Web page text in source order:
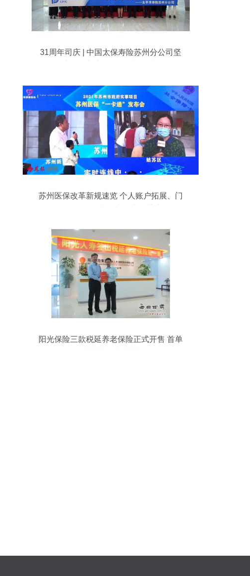
31周年司庆 | 中国太保寿险苏州分公司坚
苏州医保改革新规速览 个人账户拓展、门
阳光保险三款税延养老保险正式开售 首单